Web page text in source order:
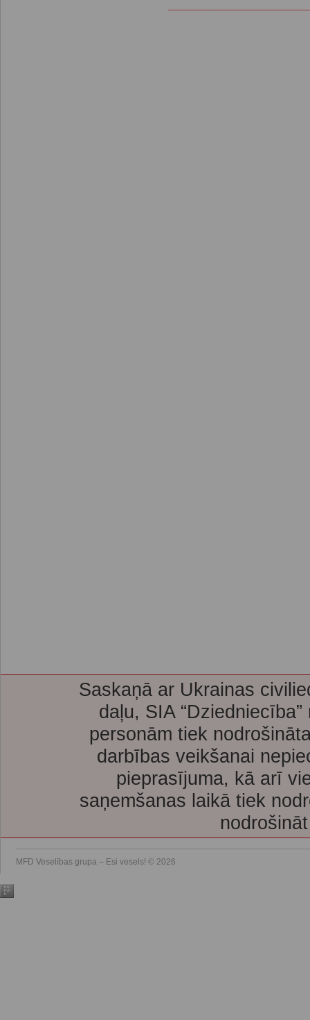
Saskaņā ar Ukrainas
daļu, SIA
personām tiek
darbības veikšanai
pieprasījuma, kā arī
saņemšanas laikā tiek
MFD Veselības grupa – Esi vesels! © 2026